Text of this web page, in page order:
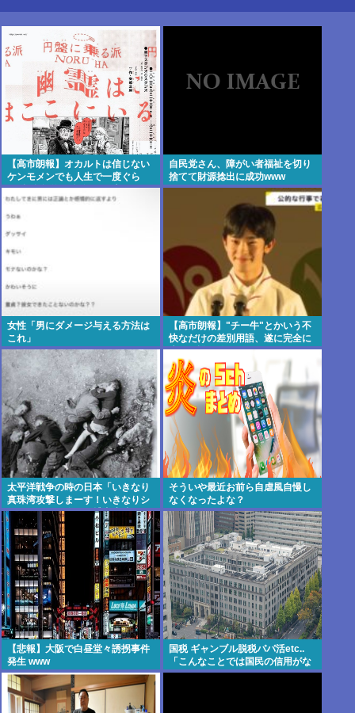
【高市朗報】オカルトは信じない
ケンモメンでも人生で一度ぐら
い"超自然的な体験"した事あるん
だろ？？
自民党さん、障がい者福祉を切り
捨てて財源捻出に成功www
女性「男にダメージ与える方法は
これ」
【高市朗報】"チー牛"とかいう不
快なだけの差別用語、遂に完全に
廃れて誰も使わなくなる！www
太平洋戦争の時の日本「いきなり
真珠湾攻撃しまーす！いきなりシ
ンガポール侵略して捕虜虐待しま
ーす！」
そういや最近お前ら自虐風自慢し
なくなったよな？
【悲報】大阪で白昼堂々誘拐事件
発生 www
国税 ギャンブル脱税パパ活etc..
「こんなことでは国民の信用がな
くなってしまう」